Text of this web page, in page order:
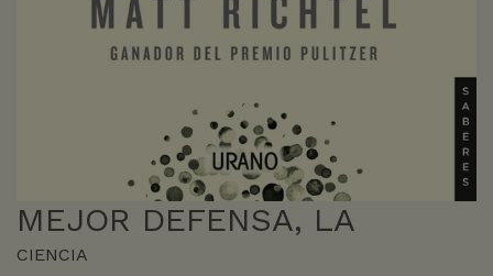
MEJOR DEFENSA, LA
CIENCIA